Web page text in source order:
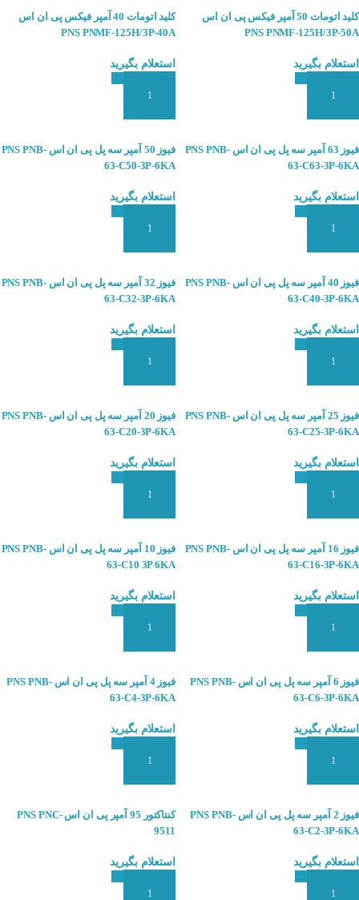
کلید اتومات 50 آمپر فیکس پی ان اس
PNS PNMF-125H/3P-50A
استعلام بگیرید
کلید اتومات 40 آمپر فیکس پی ان اس
PNS PNMF-125H/3P-40A
استعلام بگیرید
فیوز 63 آمپر سه پل پی ان اس PNS PNB-
63-C63-3P-6KA
استعلام بگیرید
فیوز 50 آمپر سه پل پی ان اس PNS PNB-
63-C50-3P-6KA
استعلام بگیرید
فیوز 40 آمپر سه پل پی ان اس PNS PNB-
63-C40-3P-6KA
استعلام بگیرید
فیوز 32 آمپر سه پل پی ان اس PNS PNB-
63-C32-3P-6KA
استعلام بگیرید
فیوز 25 آمپر سه پل پی ان اس PNS PNB-
63-C25-3P-6KA
استعلام بگیرید
فیوز 20 آمپر سه پل پی ان اس PNS PNB-
63-C20-3P-6KA
استعلام بگیرید
فیوز 16 آمپر سه پل پی ان اس PNS PNB-
63-C16-3P-6KA
استعلام بگیرید
فیوز 10 آمپر سه پل پی ان اس PNS PNB-
63-C10 3P 6KA
استعلام بگیرید
فیوز 6 آمپر سه پل پی ان اس PNS PNB-
63-C6-3P-6KA
استعلام بگیرید
فیوز 4 آمپر سه پل پی ان اس PNS PNB-
63-C4-3P-6KA
استعلام بگیرید
فیوز 2 آمپر سه پل پی ان اس PNS PNB-
63-C2-3P-6KA
استعلام بگیرید
کنتاکتور 95 آمپر پی ان اس PNS PNC-
9511
استعلام بگیرید